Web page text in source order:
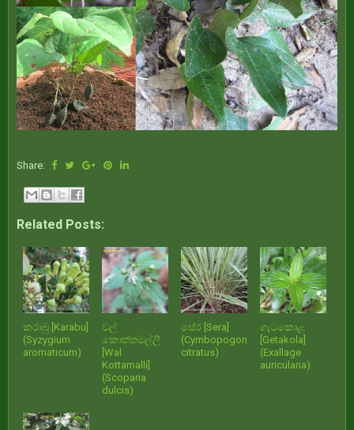
Share:
Related Posts:
කරාබු [Karabu]
(Syzygium
aromaticum)
වල්
කොත්තමල්ලි
[Wal
Kottamalli]
(Scoparia
dulcis)
සේර [Sera]
(Cymbopogon
citratus)
ගැටකොළ
[Getakola]
(Exallage
auricularia)